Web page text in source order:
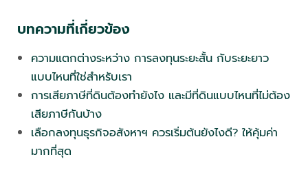
บทความที่เกี่ยวข้อง
ความแตกต่างระหว่าง การลงทุนระยะสั้น กับระยะยาว
แบบไหนที่ใช่สำหรับเรา
การเสียภาษีที่ดินต้องทำยังไง และมีที่ดินแบบไหนที่ไม่ต้อง
เสียภาษีกันบ้าง
เลือกลงทุนธุรกิจอสังหาฯ ควรเริ่มต้นยังไงดี? ให้คุ้มค่า
มากที่สุด